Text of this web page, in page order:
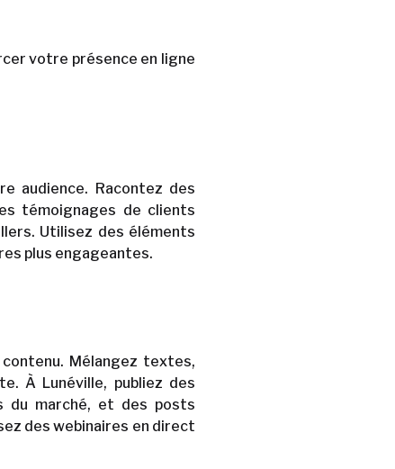
votre présence en ligne
audience. Racontez des
témoignages de clients
Utilisez des éléments
plus engageantes.
Mélangez textes,
À Lunéville, publiez des
du marché, et des posts
des webinaires en direct